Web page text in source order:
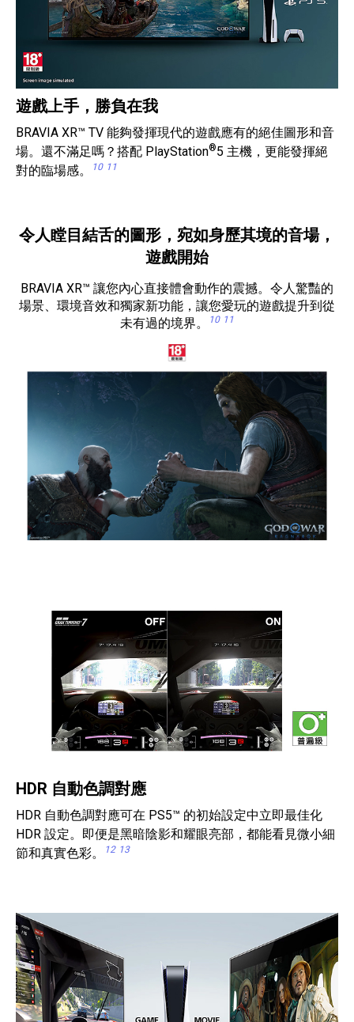
遊戲上手，勝負在我
BRAVIA XR™ TV 能夠發揮現代的遊戲應有的絕佳圖形和音
場。還不滿足嗎？搭配 PlayStation®5 主機，更能發揮絕
對的臨場感。
10 11
令人瞠目結舌的圖形，宛如身歷其境的音場，
遊戲開始
BRAVIA XR™ 讓您內心直接體會動作的震撼。令人驚豔的
場景、環境音效和獨家新功能，讓您愛玩的遊戲提升到從
未有過的境界。
10 11
HDR 自動色調對應
HDR 自動色調對應可在 PS5™ 的初始設定中立即最佳化
HDR 設定。即便是黑暗陰影和耀眼亮部，都能看見微小細
節和真實色彩。
12 13